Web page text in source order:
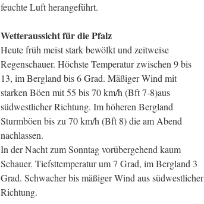
feuchte Luft herangeführt.
Wetteraussicht für die Pfalz
Heute früh meist stark bewölkt und zeitweise
Regenschauer. Höchste Temperatur zwischen 9 bis
13, im Bergland bis 6 Grad. Mäßiger Wind mit
starken Böen mit 55 bis 70 km/h (Bft 7-8)aus
südwestlicher Richtung. Im höheren Bergland
Sturmböen bis zu 70 km/h (Bft 8) die am Abend
nachlassen.
In der Nacht zum Sonntag vorübergehend kaum
Schauer. Tiefsttemperatur um 7 Grad, im Bergland 3
Grad. Schwacher bis mäßiger Wind aus südwestlicher
Richtung.